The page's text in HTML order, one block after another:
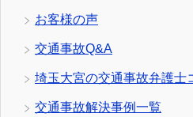
お客様の声
交通事故Q&A
埼玉大宮の交通事故弁護士
交通事故解決事例一覧